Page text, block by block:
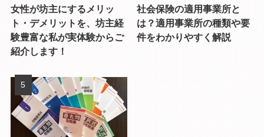
女性が坊主にするメリッ
ト・デメリットを、坊主経
験豊富な私が実体験からご
紹介します！
社会保険の適用事業所と
は？適用事業所の種類や要
件をわかりやすく解説